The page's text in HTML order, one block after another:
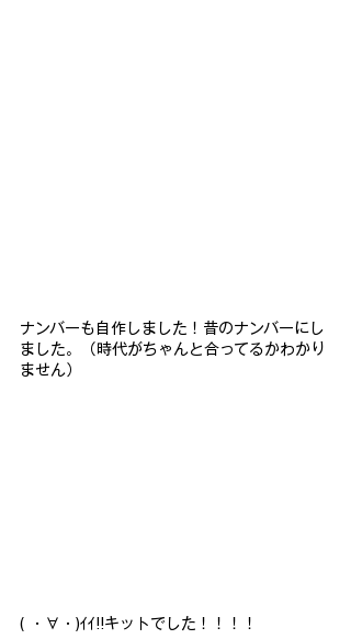
ナンバーも自作しました！昔のナンバーにし
ました。（時代がちゃ んと合ってるかわかり
ません）
( ・∀・)ｲｲ!!キットでした！！！！